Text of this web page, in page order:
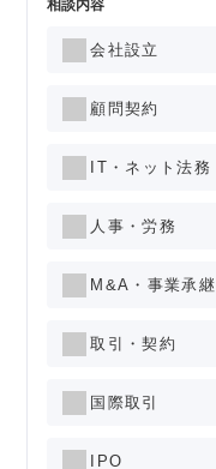
相談内容
会社設立
顧問契約
IT・ネット法務
人事・労務
M&A・事業承継
取引・契約
国際取引
IPO